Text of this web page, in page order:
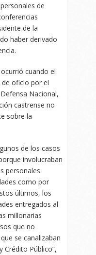
de
de la
haber derivado
cuando el
de oficio por el
Nacional,
castrense no
sobre la
de los casos
involucraban
personales
como por
últimos, los
entregados al
millonarias
que no
se canalizaban
Crédito Público”,